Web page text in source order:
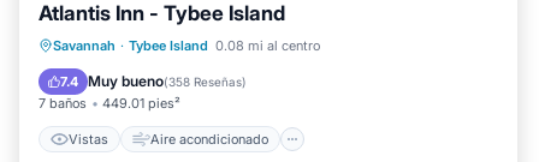
Atlantis Inn - Tybee Island
Savannah · Tybee Island 0.08 mi al centro
7.4 Muy bueno(358 Reseñas)
7 baños 449.01 pies²
Vistas Aire acondicionado
Vistas Aire acondicionado
Se admiten mascotas